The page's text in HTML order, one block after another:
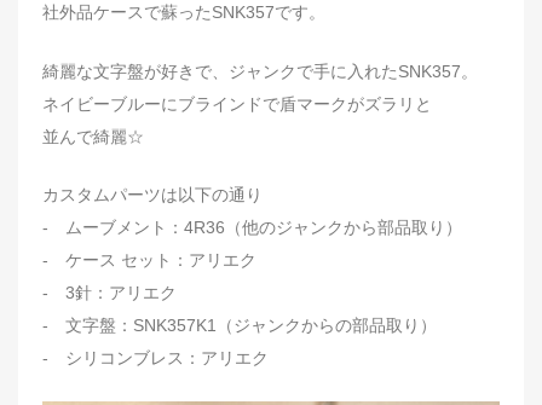
社外品ケースで蘇ったSNK357です。
綺麗な文字盤が好きで、ジャンクで手に入れたSNK357。
ネイビーブルーにブラインドで盾マークがズラリと
並んで綺麗☆
カスタムパーツは以下の通り
- ムーブメント：4R36（他のジャンクから部品取り）
- ケース セット：アリエク
- 3針：アリエク
- 文字盤：SNK357K1（ジャンクからの部品取り）
- シリコンブレス：アリエク